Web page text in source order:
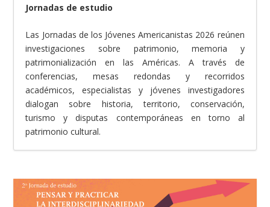
Jornadas de estudio
Las Jornadas de los Jóvenes Americanistas 2026 reúnen
investigaciones sobre patrimonio, memoria y
patrimonialización en las Américas. A través de
conferencias, mesas redondas y recorridos
académicos, especialistas y jóvenes investigadores
dialogan sobre historia, territorio, conservación,
turismo y disputas contemporáneas en torno al
patrimonio cultural.